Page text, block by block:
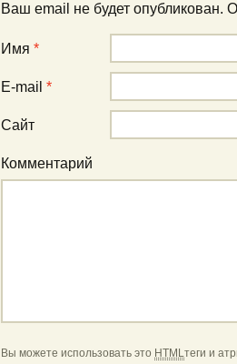
Ваш email не будет опубликован.
Имя *
E-mail *
Сайт
Комментарий
Вы можете использовать это HTMLтеги и